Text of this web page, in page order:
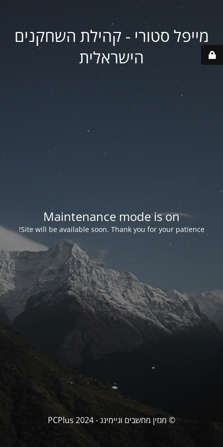
מייפל סטורי - קהילת השחקנים
הישראלית
Maintenance mode is on
Site will be available soon. Thank you for your patience!
© מגזין מחשבים וגיימינג - PCPlus 2024